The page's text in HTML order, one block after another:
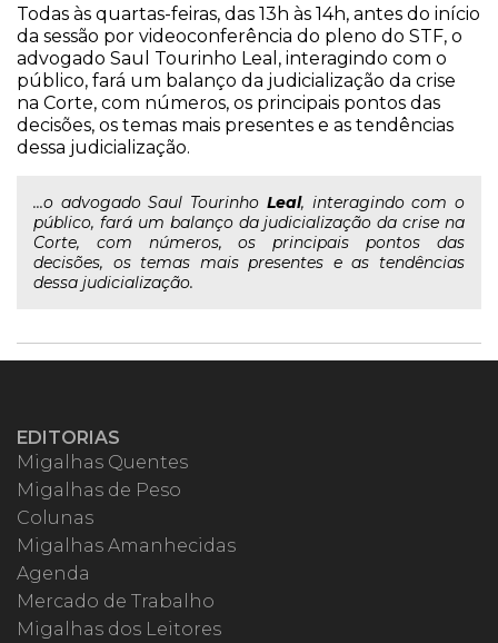
Todas às quartas-feiras, das 13h às 14h, antes do início
da sessão por videoconferência do pleno do STF, o
advogado Saul Tourinho Leal, interagindo com o
público, fará um balanço da judicialização da crise
na Corte, com números, os principais pontos das
decisões, os temas mais presentes e as tendências
dessa judicialização.
...o advogado Saul Tourinho Leal, interagindo com o
público, fará um balanço da judicialização da crise na
Corte, com números, os principais pontos das
decisões, os temas mais presentes e as tendências
dessa judicialização.
EDITORIAS
Migalhas Quentes
Migalhas de Peso
Colunas
Migalhas Amanhecidas
Agenda
Mercado de Trabalho
Migalhas dos Leitores